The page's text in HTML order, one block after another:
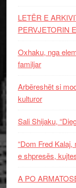
LETËR E
PERVJETORIN
Oxhaku, nga
familjar
Arbëreshët si
kulturor
Sali Shijaku,
“Dom Fred
e shpresës,
A PO